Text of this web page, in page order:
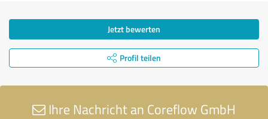
Jetzt bewerten
Profil teilen
Ihre Nachricht an Coreflow GmbH